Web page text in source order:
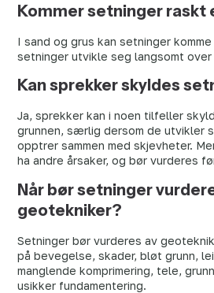
Kommer setninger raskt
I sand og grus kan setninger
setninger utvikle seg langsomt over
Kan sprekker skyldes
Ja, sprekker kan i noen tilfeller
grunnen, særlig dersom de utvikler
opptrer sammen med skjevheter.
ha andre årsaker, og bør vurderes
Når bør setninger
geotekniker?
Setninger bør vurderes av
på bevegelse, skader, bløt grunn,
manglende komprimering, tele,
usikker fundamentering.